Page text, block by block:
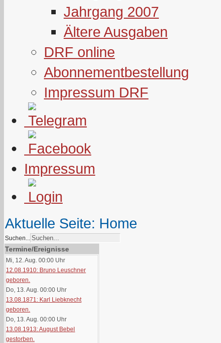
Jahrgang 2007
Ältere Ausgaben
DRF online
Abonnementbestellung
Impressum DRF
Impressum
Aktuelle Seite: Home
Suchen...
Termine/Ereignisse
Mi, 12. Aug. 00:00 Uhr
12.08.1910: Bruno Leuschner
geboren.
Do, 13. Aug. 00:00 Uhr
13.08.1871: Karl Liebknecht
geboren.
Do, 13. Aug. 00:00 Uhr
13.08.1913: August Bebel
gestorben.